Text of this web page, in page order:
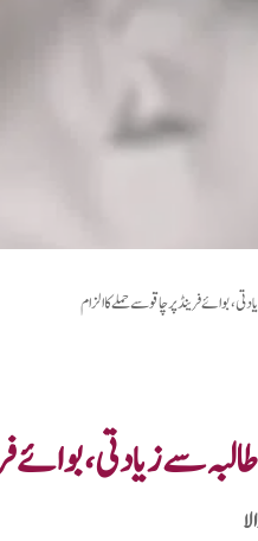
بوائے فرینڈ پر چاقو سے حملے کا الزام
سے زیادتی، بوائے